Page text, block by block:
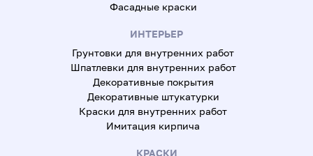
Фасадные краски
ИНТЕРЬЕР
Грунтовки для внутренних работ
Шпатлевки для внутренних работ
Декоративные покрытия
Декоративные штукатурки
Краски для внутренних работ
Имитация кирпича
КРАСКИ